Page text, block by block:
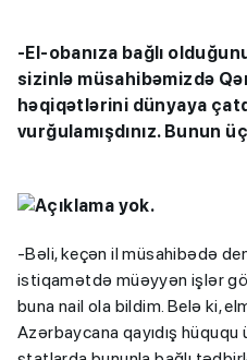
-El-obanıza bağlı
sizinlə müsahibəmizdə
həqiqətlərini dünyaya
vurğulamışdınız. Bunun
-Bəli, keçən il müsahibədə
istiqamətdə müəyyən işlər
buna nail ola bildim. Belə ki,
Azərbaycana qayıdış